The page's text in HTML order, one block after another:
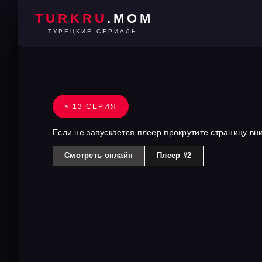
TURKRU .MOM
ТУРЕЦКИЕ СЕРИАЛЫ
< 13 СЕРИЯ
Если не запускается плеер прокрутите страницу
Смотреть онлайн Плеер #2